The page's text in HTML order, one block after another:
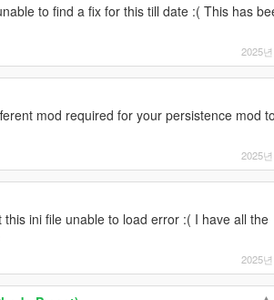
to find a fix for this till date :( This has
2025
mod required for your persistence mod
2025
ini file unable to load error :( I have all the
2025